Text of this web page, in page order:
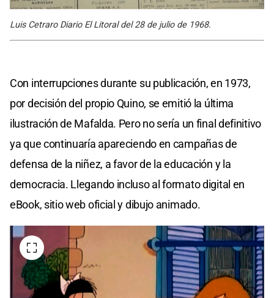
Luis Cetraro Diario El Litoral del 28 de julio de 1968.
Con interrupciones durante su publicación, en 1973,
por decisión del propio Quino, se emitió la última
ilustración de Mafalda. Pero no sería un final definitivo
ya que continuaría apareciendo en campañas de
defensa de la niñez, a favor de la educación y la
democracia. Llegando incluso al formato digital en
eBook, sitio web oficial y dibujo animado.